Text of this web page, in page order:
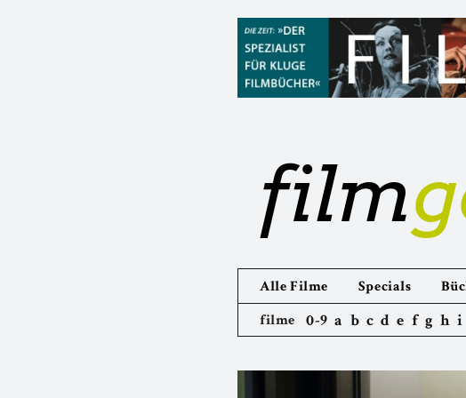
film
Alle Filme Specials
filme 0-9 a b c d e f g h i